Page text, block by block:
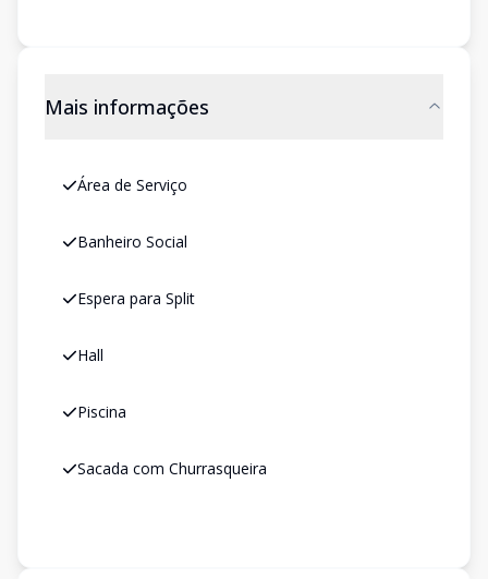
Mais informações
Área de Serviço
Banheiro Social
Espera para Split
Hall
Piscina
Sacada com Churrasqueira